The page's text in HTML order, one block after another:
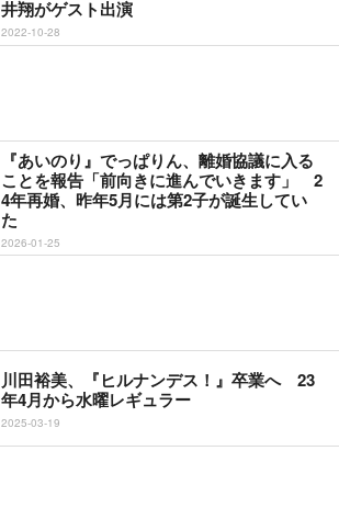
井翔がゲスト出演
2022-10-28
『あいのり』でっぱりん、離婚協議に入る
ことを報告「前向きに進んでいきます」 2
4年再婚、昨年5月には第2子が誕生してい
た
2026-01-25
川田裕美、『ヒルナンデス！』卒業へ 23
年4月から水曜レギュラー
2025-03-19